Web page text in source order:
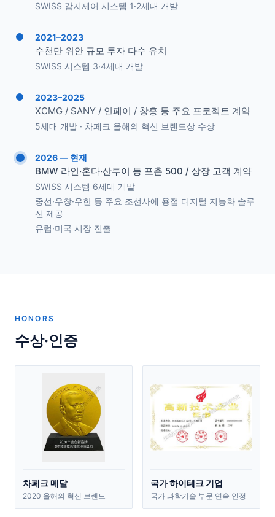
SWISS 감지제어 시스템 1·2세대 개발
2021–2023
수천만 위안 규모 투자 다수 유치
SWISS 시스템 3·4세대 개발
2023–2025
XCMG / SANY / 인페이 / 창훙 등 주요 프로젝트 계약
5세대 개발 · 차페크 올해의 혁신 브랜드상 수상
2026 — 현재
BMW 라인·혼다·산투이 등 포춘 500 / 상장 고객 계약
SWISS 시스템 6세대 개발
중선·우창·우한 등 주요 조선사에 용접 디지털 지능화 솔루
션 제공
유럽·미국 시장 진출
HONORS
수상·인증
차페크 메달
2020 올해의 혁신 브랜드
국가 하이테크 기업
국가 과학기술 부문 연속 인정